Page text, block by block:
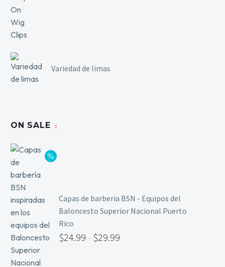
Variedad de limas
ON SALE
Capas de barberia BSN - Equipos del
Baloncesto Superior Nacional Puerto
Rico
$24.99 - $29.99